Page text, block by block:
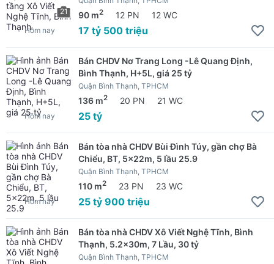
21 90 m2 12 PN 12 WC
17 tỷ 500 triệu
Hôm nay
Bán CHDV Nơ Trang Long -Lê Quang Định,
Bình Thạnh, H+5L, giá 25 tỷ
Quận Bình Thạnh, TPHCM
136 m2 20 PN 21 WC
25 tỷ
Hôm nay
Bán tòa nhà CHDV Bùi Đình Túy, gần chợ Bà
Chiểu, BT, 5x22m, 5 lầu 25.9
Quận Bình Thạnh, TPHCM
110 m2 23 PN 23 WC
25 tỷ 900 triệu
Hôm nay
Bán tòa nhà CHDV Xô Viết Nghệ Tĩnh, Bình
Thạnh, 5.2x30m, 7 Lầu, 30 tỷ
Quận Bình Thạnh, TPHCM